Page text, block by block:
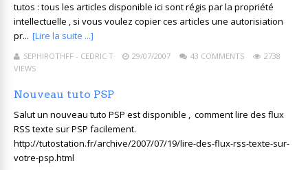
tutos : tous les articles disponible ici sont régis par la propriété
intellectuelle , si vous voulez copier ces articles une autorisiation
pr... [Lire la suite ...]
SEPHIROTHFF - CEDRIC T 29/07/2007 43 COMMENTS
2738
VIEWS
Nouveau tuto PSP
Salut un nouveau tuto PSP est disponible , comment lire des flux
RSS texte sur PSP facilement.
http://tutostation.fr/archive/2007/07/19/lire-des-flux-rss-texte-sur-
votre-psp.html